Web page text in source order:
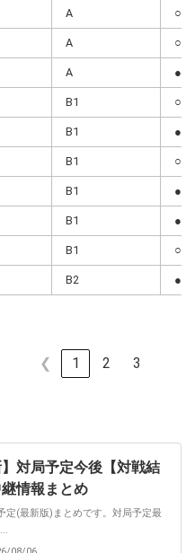
ス
対局時クラス
伊藤匠
勝
（
A ○
A ○
A ●
B1 ○
B1 ●
B1 ○
B1 ●
B1 ●
B1 ○
B2 ●
❮ 1 2 3
対局予定今後【対戦結
情報まとめ
定(最新版)まとめです。対局予定最